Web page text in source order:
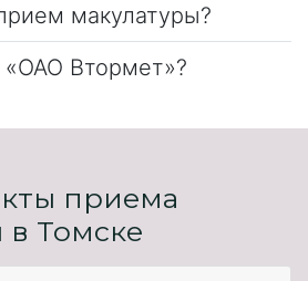
макулатуры?
«ОАО Втормет»?
приема
в Томске